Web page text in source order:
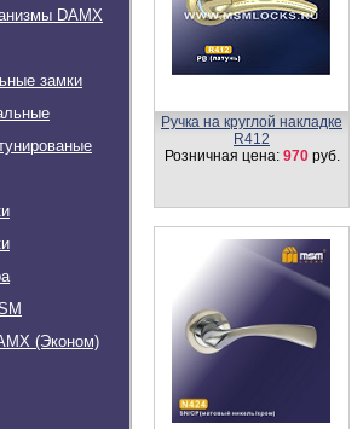
DAMX
замки
(Эконом)
Ручка на круглой накладке
R412
Розничная цена: 970руб.